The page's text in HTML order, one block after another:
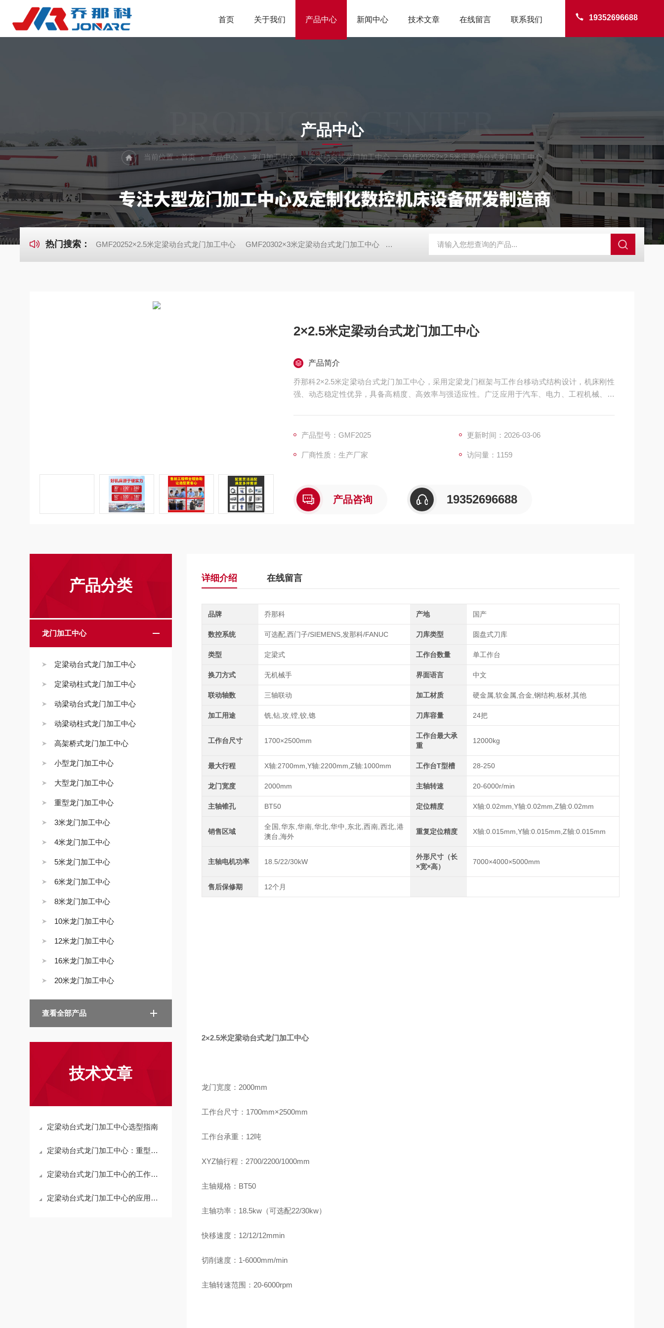
19352696688
首页 关于我们 产品中心 新闻中心 技术文章 在线留言 联系我们
PRODUCTS CENTER
产品中心
当前位置：首页 产品中心 龙门加工中心 定梁动台式龙门加工中心 GMF20252×2.5米定梁动台式龙门加工中心
热门搜索： GMF20252×2.5米定梁动台式龙门加工中心 GMF20302×3米定梁动台式龙门加工中心 GMF20402×4米定梁动台式龙门加工中心 GMF25602.5×6米定梁动台式龙门加工
2×2.5米定梁动台式龙门加工中心
产品简介
乔那科2×2.5米定梁动台式龙门加工中心，采用定梁龙门框架与工作台移动式结构设计，机床刚性
强、动态稳定性优异，具备高精度、高效率与强适应性。广泛应用于汽车、电力、工程机械、模
产品型号：GMF2025
更新时间：2026-03-06
厂商性质：生产厂家 访问量：1159
产品咨询 19352696688
产品分类
龙门加工中心
定梁动台式龙门加工中心
定梁动柱式龙门加工中心
动梁动台式龙门加工中心
动梁动柱式龙门加工中心
高架桥式龙门加工中心
小型龙门加工中心
大型龙门加工中心
重型龙门加工中心
3米龙门加工中心
4米龙门加工中心
5米龙门加工中心
6米龙门加工中心
8米龙门加工中心
10米龙门加工中心
12米龙门加工中心
16米龙门加工中心
20米龙门加工中心
查看全部产品
技术文章
定梁动台式龙门加工中心选型指南
定梁动台式龙门加工中心：重型制造的稳定基石
定梁动台式龙门加工中心的工作原理是怎样的？
定梁动台式龙门加工中心的应用优势
详细介绍 在线留言
品牌 乔那科 产地 国产
数控系统 可选配,西门子/SIEMENS,发那科/FANUC 刀库类型 圆盘式刀库
类型 定梁式 工作台数量 单工作台
换刀方式 无机械手 界面语言 中文
联动轴数 三轴联动 加工材质 硬金属,软金属,合金,钢结构,板材,其他
加工用途 铣,钻,攻,镗,铰,锪 刀库容量 24把
工作台尺寸 1700×2500mm
工作台最大承
重
12000kg
最大行程 X轴:2700mm,Y轴:2200mm,Z轴:1000mm 工作台T型槽 28-250
龙门宽度 2000mm 主轴转速 20-6000r/min
主轴锥孔 BT50 定位精度 X轴:0.02mm,Y轴:0.02mm,Z轴:0.02mm
销售区域
全国,华东,华南,华北,华中,东北,西南,西北,港
澳台,海外
重复定位精度 X轴:0.015mm,Y轴:0.015mm,Z轴:0.015mm
主轴电机功率 18.5/22/30kW
外形尺寸（长
×宽×高）
7000×4000×5000mm
售后保修期 12个月
2×2.5米定梁动台式龙门加工中心
龙门宽度：2000mm
工作台尺寸：1700mm×2500mm
工作台承重：12吨
XYZ轴行程：2700/2200/1000mm
主轴规格：BT50
主轴功率：18.5kw（可选配22/30kw）
快移速度：12/12/12mmin
切削速度：1-6000mm/min
主轴转速范围：20-6000rpm